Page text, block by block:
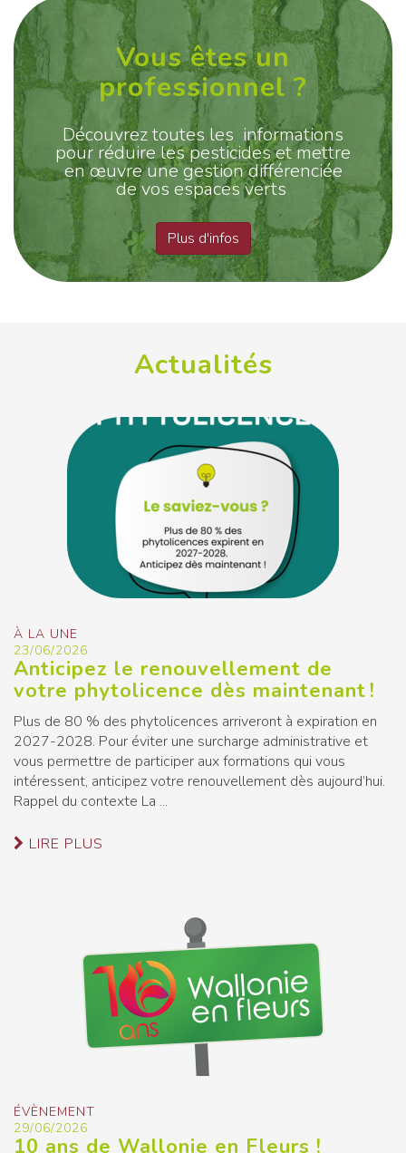
Vous êtes un
professionnel ?
Découvrez toutes les informations
pour réduire les pesticides et mettre
en œuvre une gestion différenciée
de vos espaces verts
Plus d'infos
Actualités
À LA UNE
23/06/2026
Anticipez le renouvellement de
votre phytolicence dès maintenant !
Plus de 80 % des phytolicences arriveront à expiration en
2027-2028. Pour éviter une surcharge administrative et
vous permettre de participer aux formations qui vous
intéressent, anticipez votre renouvellement dès aujourd’hui.
Rappel du contexte La ...
LIRE PLUS
ÉVÈNEMENT
29/06/2026
10 ans de Wallonie en Fleurs !